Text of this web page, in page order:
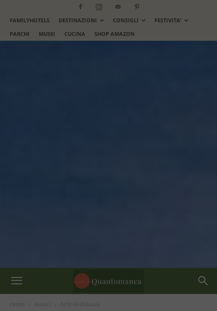
FAMILYHOTELS DESTINAZIONI CONSIGLI
FESTIVITA’
PARCHI
MUSEI CUCINA SHOP AMAZON